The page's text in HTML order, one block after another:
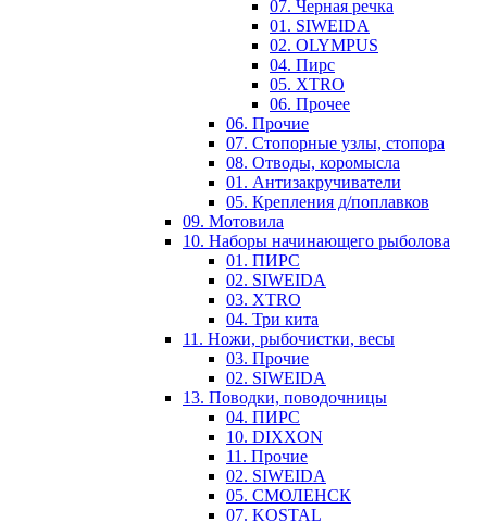
07. Черная речка
01. SIWEIDA
02. OLYMPUS
04. Пирс
05. XTRO
06. Прочее
06. Прочие
07. Стопорные узлы, стопора
08. Отводы, коромысла
01. Антизакручиватели
05. Крепления д/поплавков
09. Мотовила
10. Наборы начинающего рыболова
01. ПИРС
02. SIWEIDA
03. XTRO
04. Три кита
11. Ножи, рыбочистки, весы
03. Прочие
02. SIWEIDA
13. Поводки, поводочницы
04. ПИРС
10. DIXXON
11. Прочие
02. SIWEIDA
05. СМОЛЕНСК
07. KOSTAL